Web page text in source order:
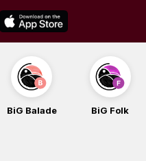
BiG Folk BiG iG